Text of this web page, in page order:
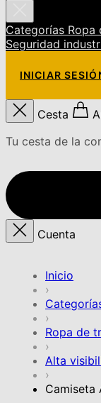
Categorías Ropa
Seguridad
INICIAR
Cesta
Tu cesta de la
Cuenta
Inicio
›
›
Ropa de
›
Alta
›
Camiseta